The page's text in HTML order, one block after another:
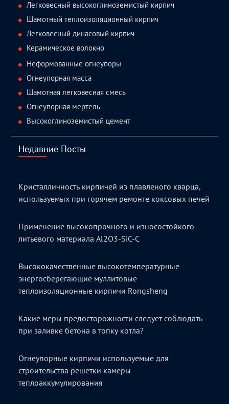
Легковесный высокоглиноземистый кирпич
Шамотный теплоизоляционный кирпич
Легковесный динасовый кирпич
Керамическое волокно
Неформованные огнеупоры
Огнеупорная масса
Шамотная легковесная смесь
Огнеупорная мертель
Высокоглиноземистый цемент
Недавние Посты
Кристалличность кирпичей из плавленого кварца,
используемых при горячем ремонте коксовых печей
Применение высокопрочного и износостойкого
литьевого материала Al2O3-SiC-C
Высококачественные высокотемпературные
энергосберегающие муллитовые
теплоизоляционные кирпичи Rongsheng
Какие меры предосторожности следует соблюдать
при заливке бетона в топку котла?
Огнеупорные кирпичи используемые для
строительства решетки камеры
теплоаккумулирования